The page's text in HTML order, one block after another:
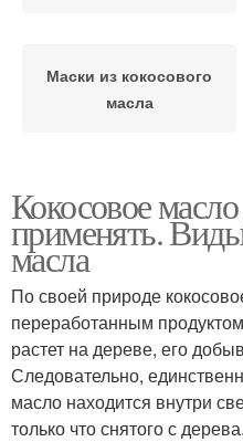
Маски из кокосового
масла
Маска для жирного типа
Маска для нормального
типа
Кокосовое
применять.
масла
По своей природе
переработанным
растет на дереве, его
Следовательно,
масло находится внутри
только что снятого с дерева.